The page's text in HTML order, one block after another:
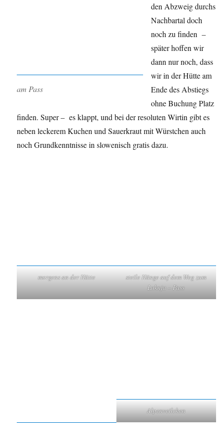
am Pass
den Abzweig durchs
Nachbartal doch
noch zu finden –
später hoffen wir
dann nur noch, dass
wir in der Hütte am
Ende des Abstiegs
ohne Buchung Platz
finden. Super – es klappt, und bei der resoluten Wirtin gibt es
neben leckerem Kuchen und Sauerkraut mit Würstchen auch
noch Grundkenntnisse in slowenisch gratis dazu.
morgens an der Hütte
steile Hänge auf dem Weg zum
Luknja – Pass
Alpenveilchen